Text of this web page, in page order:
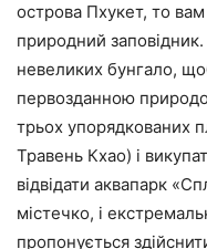
острова Пхукет, то
природний
невеликих бунгало,
первозданною
трьох упорядкованих
Травень Кхао) і
відвідати аквапарк
містечко, і
пропонується